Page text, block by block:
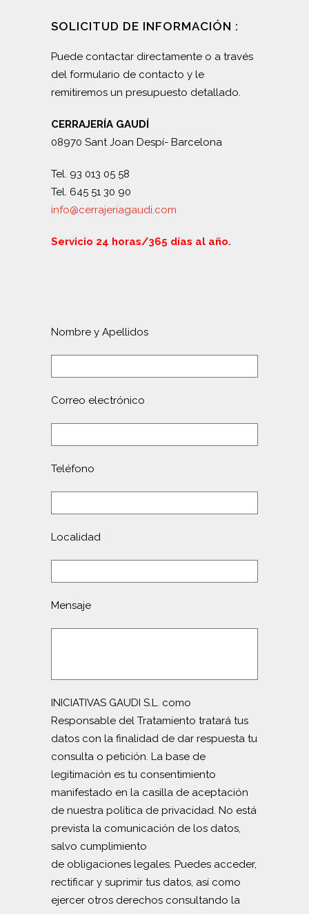
SOLICITUD DE INFORMACIÓN :
Puede contactar directamente o a través
del formulario de contacto y le
remitiremos un presupuesto detallado.
CERRAJERÍA GAUDÍ
08970 Sant Joan Despí- Barcelona
Tel. 93 013 05 58
Tel. 645 51 30 90
info@cerrajeriagaudi.com
Servicio 24 horas/365 días al año.
Nombre y Apellidos
Correo electrónico
Teléfono
Localidad
Mensaje
INICIATIVAS GAUDI S.L. como
Responsable del Tratamiento tratará tus
datos con la finalidad de dar respuesta tu
consulta o petición. La base de
legitimación es tu consentimiento
manifestado en la casilla de aceptación
de nuestra política de privacidad. No está
prevista la comunicación de los datos,
salvo cumplimiento
de obligaciones legales. Puedes acceder,
rectificar y suprimir tus datos, así como
ejercer otros derechos consultando la